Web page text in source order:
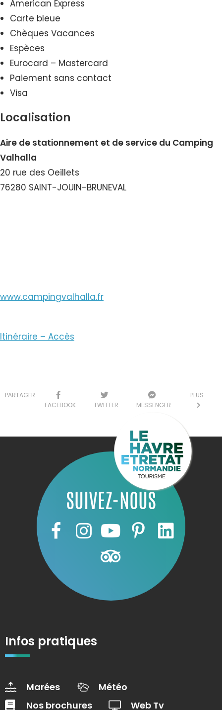
American Express
Carte bleue
Chèques Vacances
Espèces
Eurocard – Mastercard
Paiement sans contact
Visa
Localisation
Aire de stationnement et de service du Camping
Valhalla
20 rue des Oeillets
76280 SAINT-JOUIN-BRUNEVAL
www.campingvalhalla.fr
Itinéraire – Accès
PARTAGER:
FACEBOOK
TWITTER MESSENGER
PLUS
SUIVEZ-NOUS
Infos pratiques
Marées
Météo
Nos brochures
Web Tv